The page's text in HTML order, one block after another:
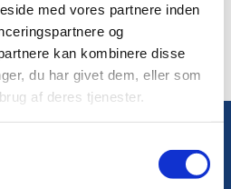
med vores partnere inden
og
kan kombinere disse
du har givet dem, eller som
af deres tjenester.
kunne lide...